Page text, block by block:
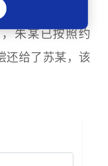
朱某已按照约
还给了苏某，该